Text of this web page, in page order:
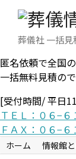
葬儀社 一括見
匿名依頼で全国
一括無料見積の
[受付時間/ 平日
ＴＥＬ：０６−６
ＦＡＸ：０６−６
ホーム 情報館